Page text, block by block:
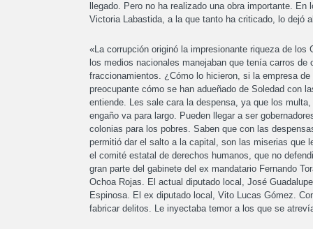
llegado. Pero no ha realizado una obra importante.
Victoria Labastida, a la que tanto ha criticado, lo dejó
«La corrupción originó la impresionante riqueza de
los medios nacionales manejaban que tenía carros
fraccionamientos. ¿Cómo lo hicieron, si la empresa
preocupante cómo se han adueñado de Soledad con
entiende. Les sale cara la despensa, ya que los
engaño va para largo. Pueden llegar a ser
colonias para los pobres. Saben que con las
permitió dar el salto a la capital, son las miserias que
el comité estatal de derechos humanos, que no
gran parte del gabinete del ex mandatario Fernando
Ochoa Rojas. El actual diputado local, José
Espinosa. El ex diputado local, Vito Lucas Gómez.
fabricar delitos. Le inyectaba temor a los que se